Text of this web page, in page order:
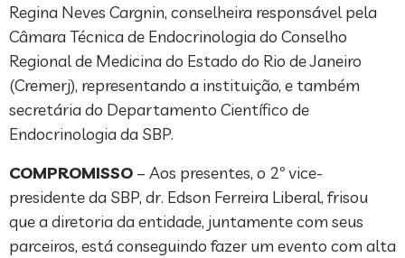
Regina Neves Cargnin, conselheira responsável pela
Câmara Técnica de Endocrinologia do Conselho
Regional de Medicina do Estado do Rio de Janeiro
(Cremerj), representando a instituição, e também
secretária do Departamento Científico de
Endocrinologia da SBP.
COMPROMISSO – Aos presentes, o 2º vice-
presidente da SBP, dr. Edson Ferreira Liberal, frisou
que a diretoria da entidade, juntamente com seus
parceiros, está conseguindo fazer um evento com alta